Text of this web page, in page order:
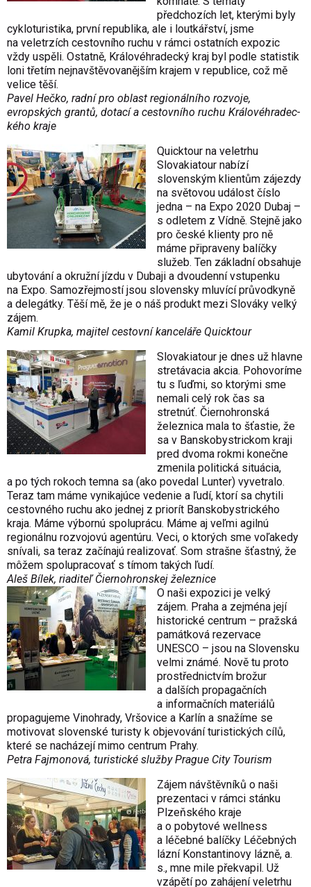
předchozích let, kterými byly
cykloturistika, první republika, ale i loutkářství, jsme
na veletrzích cestovního ruchu v rámci ostatních expozic
vždy uspěli. Ostatně, Královéhradecký kraj byl podle statistik
loni třetím nejnavštěvovanějším krajem v republice, což mě
velice těší.
Pavel Hečko, radní pro oblast regionálního rozvoje,
evropských grantů, dotací a cestovního ruchu Královéhradec­
kého kraje
Quicktour na veletrhu
Slovakiatour nabízí
slovenským klientům zájezdy
na světovou událost číslo
jedna – na Expo 2020 Dubaj –
s odletem z Vídně. Stejně jako
pro české klienty pro ně
máme připraveny balíčky
služeb. Ten základní obsahuje
ubytování a okružní jízdu v Dubaji a dvoudenní vstupenku
na Expo. Samozřejmostí jsou slovensky mluvící průvodkyně
a delegátky. Těší mě, že je o náš produkt mezi Slováky velký
zájem.
Kamil Krupka, majitel cestovní kanceláře Quicktour
Slovakiatour je dnes už hlavne
stretávacia akcia. Pohovoríme
tu s ľuďmi, so ktorými sme
nemali celý rok čas sa
stretnúť. Čiernohronská
železnica mala to šťastie, že
sa v Banskobystrickom kraji
pred dvoma rokmi konečne
zmenila politická situácia,
a po tých rokoch temna sa (ako povedal Lunter) vyvetralo.
Teraz tam máme vynikajúce vedenie a ľudí, ktorí sa chytili
cestovného ruchu ako jednej z priorít Banskobystrického
kraja. Máme výbornú spoluprácu. Máme aj veľmi agilnú
regionálnu rozvojovú agentúru. Veci, o ktorých sme voľakedy
snívali, sa teraz začínajú realizovať. Som strašne šťastný, že
môžem spolupracovať s tímom takých ľudí.
Aleš Bílek, riaditeľ Čiernohronskej železnice
O naši expozici je velký
zájem. Praha a zejména její
historické centrum – pražská
památková rezervace
UNESCO – jsou na Slovensku
velmi známé. Nově tu proto
prostřednictvím brožur
a dalších propagačních
a informačních materiálů
propagujeme Vinohrady, Vršovice a Karlín a snažíme se
motivovat slovenské turisty k objevování turistických cílů,
které se nacházejí mimo centrum Prahy.
Petra Fajmonová, turistické služby Prague City Tourism
Zájem návštěvníků o naši
prezentaci v rámci stánku
Plzeňského kraje
a o pobytové wellness
a léčebné balíčky Léčebných
lázní Konstantinovy lázně, a.
s., mne mile překvapil. Už
vzápětí po zahájení veletrhu